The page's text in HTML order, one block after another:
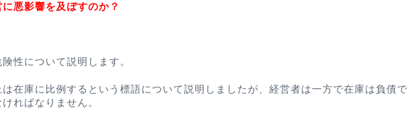
悪影響を及ぼすのか？
性について説明します。
在庫に比例するという標語について説明しましたが、 経営者は一方で在庫は負債
ればなりません。